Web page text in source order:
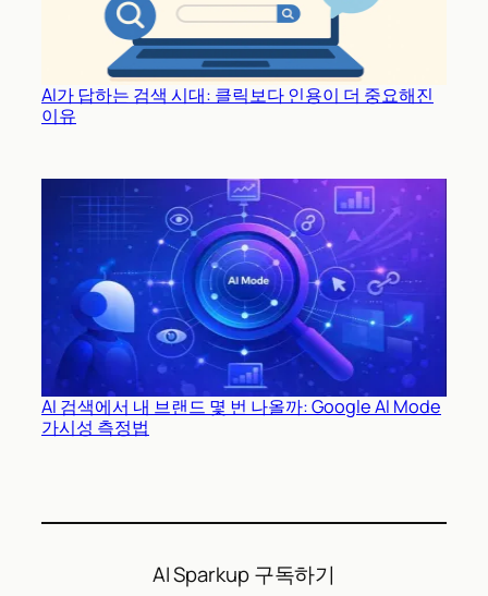
AI가 답하는 검색 시대: 클릭보다 인용이 더 중요해진
이유
AI 검색에서 내 브랜드 몇 번 나올까: Google AI Mode
가시성 측정법
AI Sparkup 구독하기